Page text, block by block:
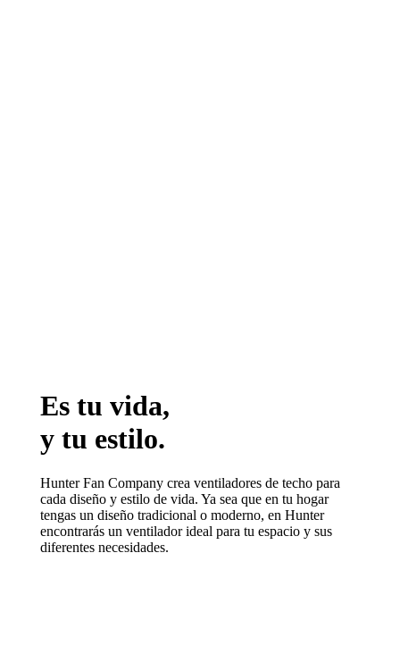
Es tu vida,
y tu estilo.
Hunter Fan Company crea ventiladores de techo para
cada diseño y estilo de vida. Ya sea que en tu hogar
tengas un diseño tradicional o moderno, en Hunter
encontrarás un ventilador ideal para tu espacio y sus
diferentes necesidades.